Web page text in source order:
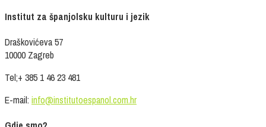
Institut za španjolsku kulturu i jezik
Draškovićeva 57
10000 Zagreb
Tel;+ 385 1 46 23 481
E-mail: info@institutoespanol.com.hr